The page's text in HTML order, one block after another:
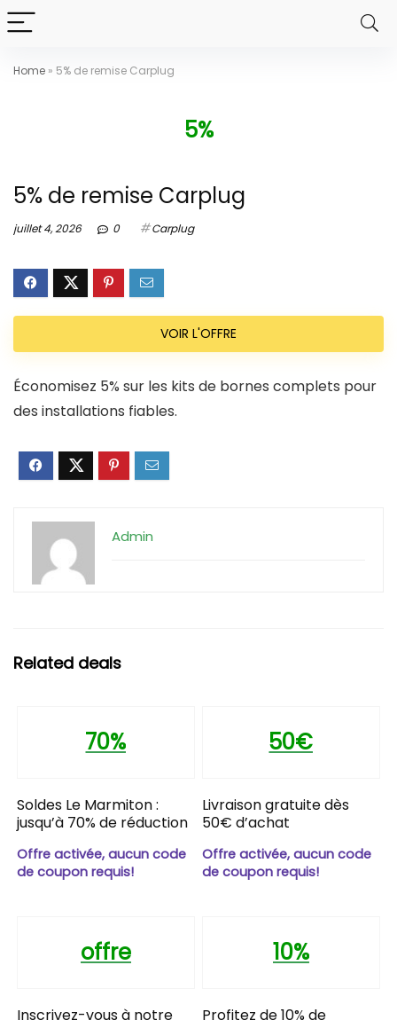
Home » 5% de remise Carplug
5%
5% de remise Carplug
juillet 4, 2026 0 Carplug
VOIR L'OFFRE
Économisez 5% sur les kits de bornes complets pour
des installations fiables.
Admin
Related deals
70%
Soldes Le Marmiton :
jusqu’à 70% de réduction
Offre activée, aucun code
de coupon requis!
50€
Livraison gratuite dès
50€ d’achat
Offre activée, aucun code
de coupon requis!
offre
Inscrivez-vous à notre
10%
Profitez de 10% de